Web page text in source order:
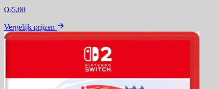
€65,00
Vergelijk prijzen